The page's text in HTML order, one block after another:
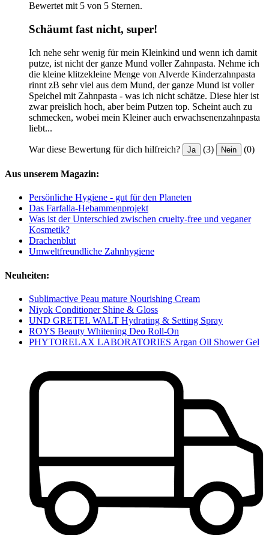
Bewertet mit 5 von 5 Sternen.
Schäumt fast nicht, super!
Ich nehe sehr wenig für mein Kleinkind und wenn ich damit
putze, ist nicht der ganze Mund voller Zahnpasta. Nehme ich
die kleine klitzekleine Menge von Alverde Kinderzahnpasta
rinnt zB sehr viel aus dem Mund, der ganze Mund ist voller
Speichel mit Zahnpasta - was ich nicht schätze. Diese hier ist
zwar preislich hoch, aber beim Putzen top. Scheint auch zu
schmecken, wobei mein Kleiner auch erwachsenenzahnpasta
liebt...
War diese Bewertung für dich hilfreich? Ja (3) Nein (0)
Aus unserem Magazin:
Persönliche Hygiene - gut für den Planeten
Das Farfalla-Hebammenprojekt
Was ist der Unterschied zwischen cruelty-free und veganer
Kosmetik?
Drachenblut
Umweltfreundliche Zahnhygiene
Neuheiten:
Sublimactive Peau mature Nourishing Cream
Niyok Conditioner Shine & Gloss
UND GRETEL WALT Hydrating & Setting Spray
ROYS Beauty Whitening Deo Roll-On
PHYTORELAX LABORATORIES Argan Oil Shower Gel